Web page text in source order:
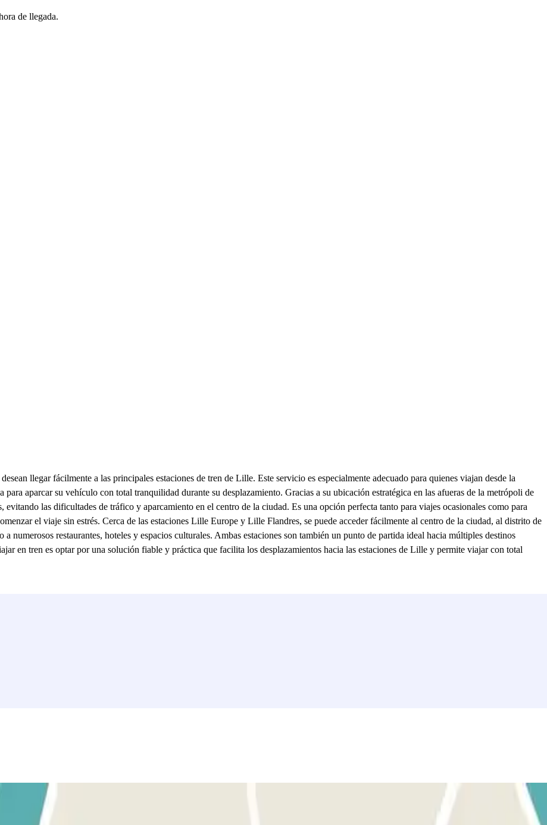
de llegada.
llegar fácilmente a las principales estaciones de tren de Lille. Este servicio es especialmente adecuado para quienes viajan desde la
aparcar su vehículo con total tranquilidad durante su desplazamiento. Gracias a su ubicación estratégica en las afueras de la metrópoli de
evitando las dificultades de tráfico y aparcamiento en el centro de la ciudad. Es una opción perfecta tanto para viajes ocasionales como para
el viaje sin estrés. Cerca de las estaciones Lille Europe y Lille Flandres, se puede acceder fácilmente al centro de la ciudad, al distrito de
numerosos restaurantes, hoteles y espacios culturales. Ambas estaciones son también un punto de partida ideal hacia múltiples destinos
en tren es optar por una solución fiable y práctica que facilita los desplazamientos hacia las estaciones de Lille y permite viajar con total